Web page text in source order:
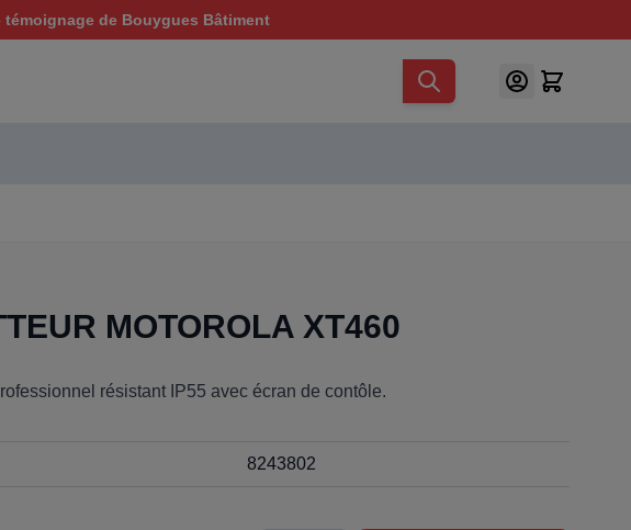
de Bouygues Bâtiment
MOTOROLA XT460
résistant IP55 avec écran de contôle.
8243802